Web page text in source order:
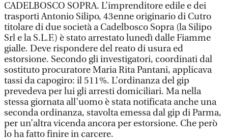
CADELBOSCO SOPRA. L’imprenditore edile e dei
trasporti Antonio Silipo, 43enne originario di Cutro
titolare di due società a Cadelbosco Sopra (la Silipo
Srl e la S.L.F.) è stato arrestato lunedì dalle Fiamme
gialle. Deve rispondere del reato di usura ed
estorsione. Secondo gli investigatori, coordinati dal
sostituto procuratore Maria Rita Pantani, applicava
tassi da capogiro: il 511%. L’ordinanza del gip
prevedeva per lui gli arresti domiciliari. Ma nella
stessa giornata all’uomo è stata notificata anche una
seconda ordinanza, stavolta emessa dal gip di Parma,
per un’altra vicenda ancora per estorsione. Che però
lo ha fatto finire in carcere.